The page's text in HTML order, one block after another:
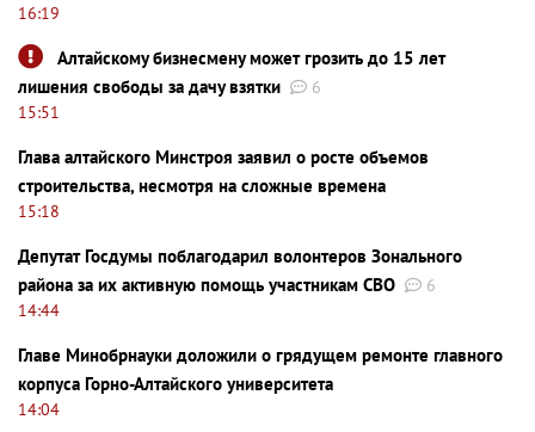
16:19
Алтайскому бизнесмену может грозить до 15 лет
лишения свободы за дачу взятки
6
15:51
Глава алтайского Минстроя заявил о росте объемов
строительства, несмотря на сложные времена
15:18
Депутат Госдумы поблагодарил волонтеров Зонального
района за их активную помощь участникам СВО
6
14:44
Главе Минобрнауки доложили о грядущем ремонте главного
корпуса Горно-Алтайского университета
14:04